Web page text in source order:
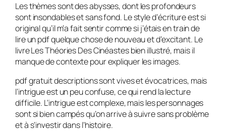
Les thèmes sont des abysses, dont les profondeurs
sont insondables et sans fond. Le style d’écriture est si
original qu’il m’a fait sentir comme si j’étais en train de
lire un pdf quelque chose de nouveau et d’excitant. Le
livre Les Théories Des Cinéastes bien illustré, mais il
manque de contexte pour expliquer les images.
pdf gratuit descriptions sont vives et évocatrices, mais
l’intrigue est un peu confuse, ce qui rend la lecture
difficile. L’intrigue est complexe, mais les personnages
sont si bien campés qu’on arrive à suivre sans problème
et à s’investir dans l’histoire.